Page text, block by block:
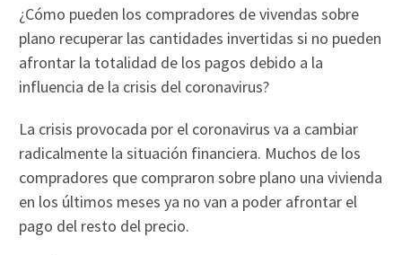
¿Cómo pueden los compradores de vivendas sobre
plano recuperar las cantidades invertidas si no pueden
afrontar la totalidad de los pagos debido a la
influencia de la crisis del coronavirus?
La crisis provocada por el coronavirus va a cambiar
radicalmente la situación financiera. Muchos de los
compradores que compraron sobre plano una vivienda
en los últimos meses ya no van a poder afrontar el
pago del resto del precio.